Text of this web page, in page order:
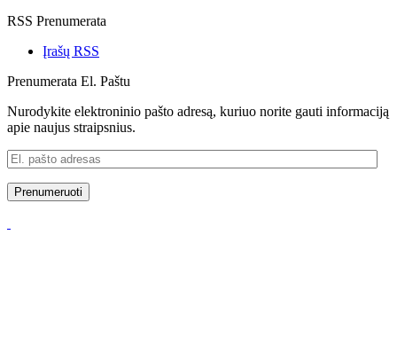
RSS Prenumerata
Įrašų RSS
Prenumerata El. Paštu
Nurodykite elektroninio pašto adresą, kuriuo norite gauti informaciją
apie naujus straipsnius.
El.
pašto
adresas
Prenumeruoti